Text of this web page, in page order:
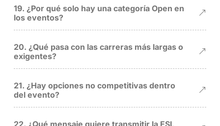
19. ¿Por qué solo hay una categoría Open en
los eventos?
20. ¿Qué pasa con las carreras más largas o
exigentes?
21. ¿Hay opciones no competitivas dentro
del evento?
22. ¿Qué mensaje quiere transmitir la ESL